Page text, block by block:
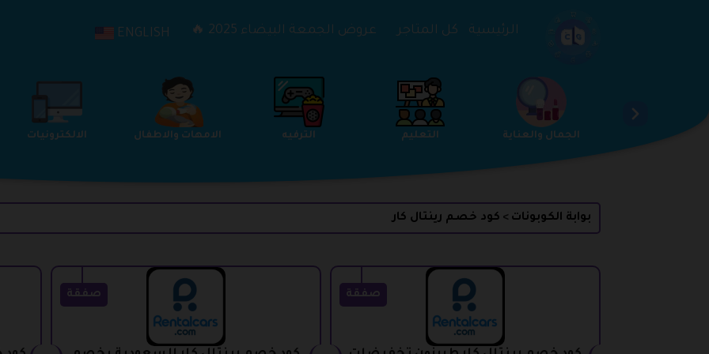
الرئيسية كل المتاجر عروض الجمعة البيضاء 2025 🔥 ENGLISH
الالكترونيات الامهات والاطفال الترفيه التعليم الجمال والعناية الخدمات
بوابة الكوبونات > كود خصم رينتال كار
صفقة صفقة